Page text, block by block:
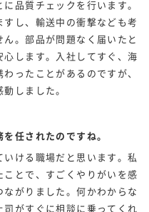
品質チェックを行います。
し、輸送中の衝撃なども考
。部品が問題なく届いたと
心します。入社してすぐ、海
ったことがあるのですが、
しました。
任されたのですね。
ける職場だと思います。私
とで、すごくやりがいを感
ながりました。何かわからな
がすぐに相談に乗ってくれ